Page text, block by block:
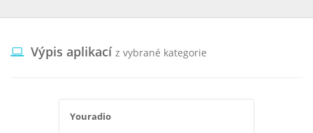
Výpis aplikací z vybrané kategorie
Youradio